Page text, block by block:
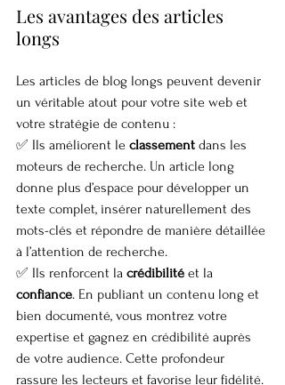
Les avantages des articles
longs
Les articles de blog longs peuvent devenir
un véritable atout pour votre site web et
votre stratégie de contenu :
✅ Ils améliorent le classement dans les
moteurs de recherche. Un article long
donne plus d’espace pour développer un
texte complet, insérer naturellement des
mots-clés et répondre de manière détaillée
à l’attention de recherche.
✅ Ils renforcent la crédibilité et la
confiance. En publiant un contenu long et
bien documenté, vous montrez votre
expertise et gagnez en crédibilité auprès
de votre audience. Cette profondeur
rassure les lecteurs et favorise leur fidélité.